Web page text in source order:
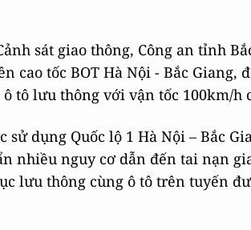
sát giao thông, Công an tỉnh
cao tốc BOT Hà Nội - Bắc
tô lưu thông với vận tốc 100km/h
sử dụng Quốc lộ 1 Hà Nội – Bắc
nhiều nguy cơ dẫn đến tai nạn
lưu thông cùng ô tô trên tuyến